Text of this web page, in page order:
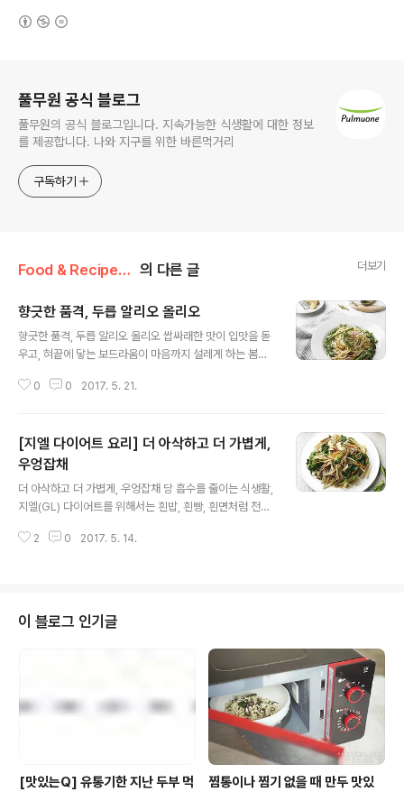
풀무원 공식 블로그
풀무원의 공식 블로그입니다. 지속가능한 식생활에 대한 정보
를 제공합니다. 나와 지구를 위한 바른먹거리
구독하기
Food & Recipe/건강 레시피 의 다른 글 더보기
향긋한 품격, 두릅 알리오 올리오
향긋한 품격, 두릅 알리오 올리오 쌉싸래한 맛이 입맛을 돋
우고, 혀끝에 닿는 보드라움이 마음까지 설레게 하는 봄나
다. 향긋한 두릅을 조금 색다르게 즐기고 싶다면 알리오 올
20g), 두릅 5대(50g), 두릅 순 30g, 양파 ¼개(50g), 마
늘 3톨, 마른 태국고추 2~3개, 올리브유, 소금, 후춧가루
만들어보세요1. 두릅과 두릅순은 끓는 물에 소금을 넣고 살
짝 데쳐낸 다음 물기를 꼭 짠다. 2. ①의 두릅은 밑동을 잘
라내고 세로로 반을 갈라 5~6cm 길이로 썬다.3. 양파는
채 썰고, 마늘은 편으로 썬다. 4. 팬에 올리브유를 ..
0 0 2017. 5. 21.
[지엘 다이어트 요리] 더 아삭하고 더 가볍게,
우엉잡채
더 아삭하고 더 가볍게, 우엉잡채 당 흡수를 줄이는 식생활,
지엘(GL) 다이어트를 위해서는 흰밥, 흰빵, 흰면처럼 전분
채소를 넣고 후다닥 만들기 좋은 잡채도 은근히 지엘이 높
탕 대신 올리고당을 사용하는 것, 잊지 마시고요.준비하세
요(1인 분량, eGL = 23) 당면 50g, 우엉 ½대, 쇠고기(잡
채용) 50g, 양파 ¼개(50g), 당근 ⅛개(20g), 표고버섯
3개, 시금치 3줌(100g), 양념장 재료{생수 1큰술, 다진 마
늘 1작은술, 간장 2작은술, 맛술 2작은술, 올리..
2 0 2017. 5. 14.
이 블로그 인기글
[맛있는Q] 유통기한 지난 두부 먹
찜통이나 찜기 없을 때 만두 맛있